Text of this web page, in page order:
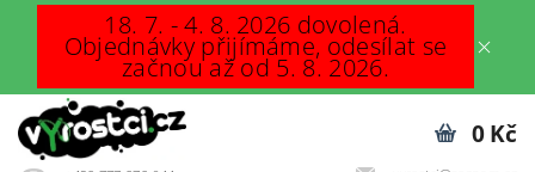
18. 7. - 4. 8. 2026 dovolená.
Objednávky přijímáme, odesílat se
začnou až od 5. 8. 2026.
0 Kč